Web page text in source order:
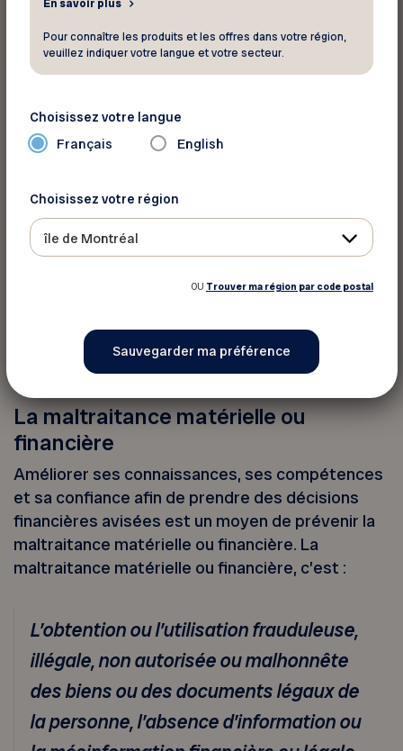
Contrat de procuration : Confier la
gestion de vos affaires
Homologation : utiliser le mandat de
protection
Décès et succession : Comment gérer
le décès
répertoire regroupant l’ensemble des
La maltraitance matérielle ou
financière
Améliorer ses connaissances, ses compétences
et sa confiance afin de prendre des décisions
financières avisées est un moyen de prévenir la
maltraitance matérielle ou financière. La
maltraitance matérielle ou financière, c’est :
L’obtention ou l’utilisation frauduleuse,
illégale, non autorisée ou malhonnête
des biens ou des documents légaux de
la personne, l’absence d’information ou
En savoir plus
Pour connaître les produits et les offres dans votre région,
veuillez indiquer votre langue et votre secteur.
Choisissez votre langue
Français English
Choisissez votre région
île de Montréal
OU Trouver ma région par code postal